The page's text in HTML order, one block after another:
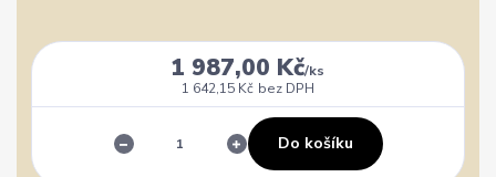
1 987,00 Kč/ks
1 642,15 Kč bez DPH
Do košíku